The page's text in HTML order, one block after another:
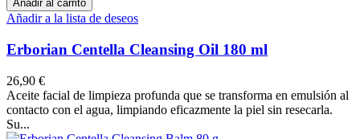
Añadir al carrito
Añadir a la lista de deseos
Erborian Centella Cleansing Oil 180 ml
26,90 €
Aceite facial de limpieza profunda que se transforma en emulsión al
contacto con el agua, limpiando eficazmente la piel sin resecarla.
Su...